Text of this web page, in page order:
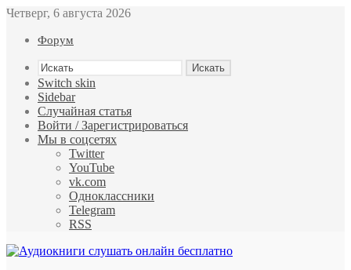
Четверг, 6 августа 2026
Форум
Искать
Switch skin
Sidebar
Случайная статья
Войти / Зарегистрироваться
Мы в соцсетях
Twitter
YouTube
vk.com
Одноклассники
Telegram
RSS